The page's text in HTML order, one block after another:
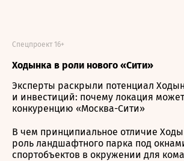
Ходынка в роли нового «Сити»
Спецпроект 16+
Эксперты раскрыли потенциал
и инвестиций: почему локация может
конкуренцию «Москва-Сити»
В чем принципиальное отличие
роль ландшафтного парка под
спортобъектов в окружении для